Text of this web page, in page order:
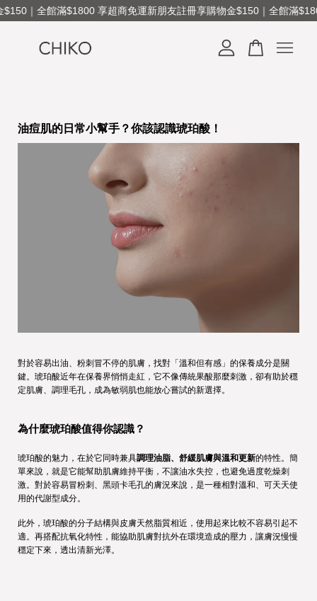
｜全館滿$1800 享超商免運新朋友註冊享購物金$150｜全館滿
油痘肌的日常小幫手？你該認識琥珀酸！
對於容易出油、粉刺冒不停的肌膚，找對「溫和但有感」的保養成分是關
鍵。琥珀酸近年在保養界悄悄走紅，它不像傳統果酸那麼刺激，卻有助於穩
定肌膚、調理毛孔，成為敏弱肌也能放心嘗試的新選擇。
為什麼琥珀酸值得你認識？
琥珀酸的魅力，在於它同時兼具調理油脂、舒緩肌膚與溫和更新的特性。簡
單來說，就是它能幫助肌膚維持平衡，不讓油水失控，也避免過度乾燥刺
激。對於容易冒粉刺、黑頭卡毛孔的膚況來說，是一種相對溫和、可天天使
用的代謝型成分。
此外，琥珀酸的分子結構與皮膚天然脂質相近，使用起來比較不容易引起不
適。再搭配抗氧化特性，能協助肌膚對抗外在環境造成的壓力，讓膚況慢慢
穩定下來，透出清新光澤。